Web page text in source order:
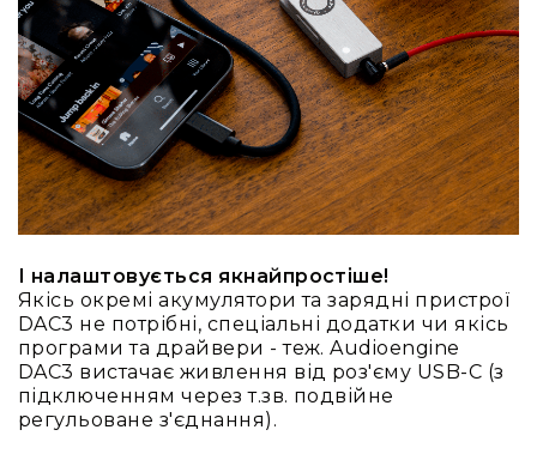
Процесори
та
обробка
звуку
Мікшери
та
консолі
Аудіоінтерфейси
Процесори
кросовери
Сплітери,
суматори,
ді-
бокси
Аксесуари
І налаштовується якнайпростіше!
Якісь окремі акумулятори та зарядні пристрої
DAC3 не потрібні, спеціальні додатки чи якісь
програми та драйвери - теж. Audioengine
DAC3 вистачає живлення від роз'єму USB-C (з
підключенням через т.зв. подвійне
регульоване з'єднання).